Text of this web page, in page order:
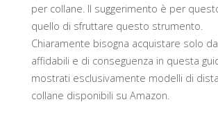
per collane. Il suggerimento è per
quello di sfruttare questo strumento.
Chiaramente bisogna acquistare solo
affidabili e di conseguenza in questa
mostrati esclusivamente modelli di
collane disponibili su Amazon.